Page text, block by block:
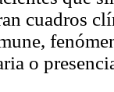
cuadros
o